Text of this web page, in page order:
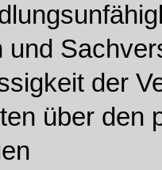
und
der
über den